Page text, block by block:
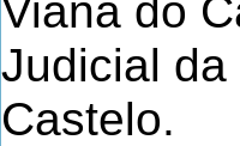
Viana do
Judicial da
Castelo.